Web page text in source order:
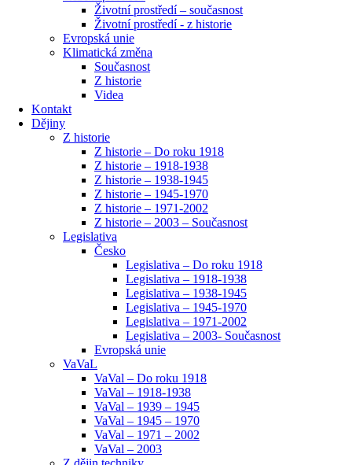
Životní prostředí – současnost
Životní prostředí ​- z historie
Evropská unie
Klimatická změna
Současnost
Z historie
Videa
Kontakt
Dějiny
Z historie
Z historie – Do roku 1918
Z historie – 1918-1938
Z historie – 1938-1945
Z historie – 1945-1970
Z historie – 1971-2002
Z historie – 2003 – Současnost
Legislativa
Česko
Legislativa – Do roku 1918
Legislativa – 1918-1938
Legislativa – 1938-1945
Legislativa – 1945-1970
Legislativa – 1971-2002
Legislativa – 2003- Současnost
Evropská unie
VaVaL
VaVal – Do roku 1918
VaVal – 1918-1938
VaVal – 1939 – 1945
VaVal – 1945 – 1970
VaVal – 1971 – 2002
VaVal – 2003